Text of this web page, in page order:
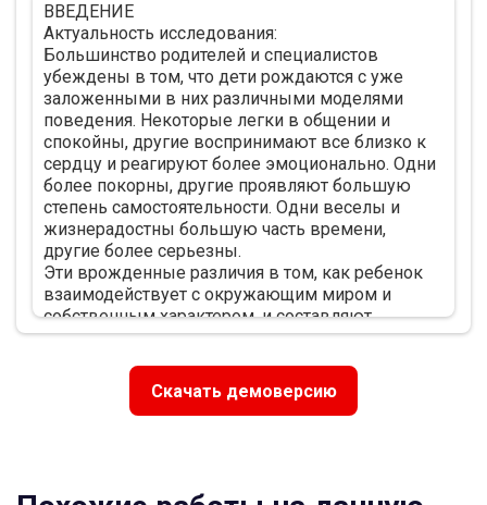
ВВЕДЕНИЕ
Актуальность исследования:
Большинство родителей и специалистов
убеждены в том, что дети рождаются с уже
заложенными в них различными моделями
поведения. Некоторые легки в общении и
спокойны, другие воспринимают все близко к
сердцу и реагируют более эмоционально. Одни
более покорны, другие проявляют большую
степень самостоятельности. Одни веселы и
жизнерадостны большую часть времени,
другие более серьезны.
Эти врожденные различия в том, как ребенок
взаимодействует с окружающим миром и
собственным характером, и составляют
темперамент. Концепция темперамента
выросшие в одной семье, зачастую становятся
абсолютно разными людьми. Она также
Скачать демоверсию